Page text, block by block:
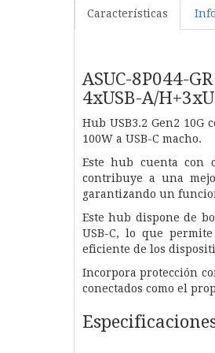
Características
ASUC-8P044-
4xUSB-A/
Hub USB3.2 Gen2 10G
100W a USB-C macho.
Este hub cuenta con
contribuye a una
garantizando un
Este hub dispone de
USB-C, lo que
eficiente de los
Incorpora protección
conectados como el